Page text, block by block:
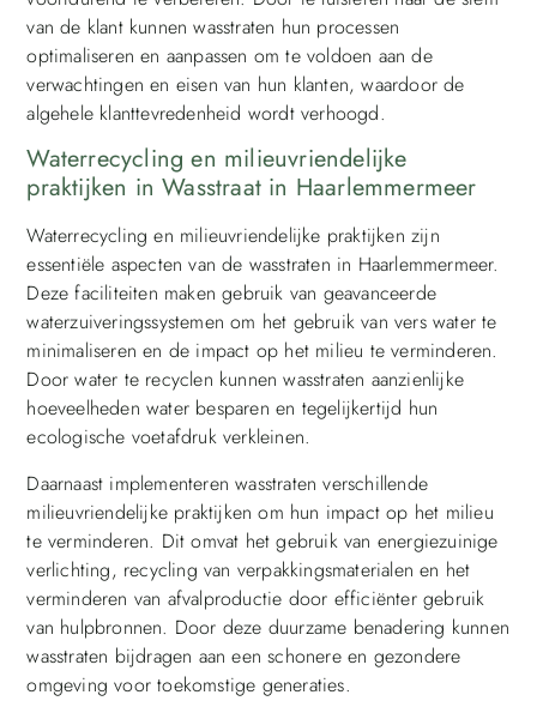
van de klant kunnen wasstraten hun processen
optimaliseren en aanpassen om te voldoen aan de
verwachtingen en eisen van hun klanten, waardoor de
algehele klanttevredenheid wordt verhoogd.
Waterrecycling en milieuvriendelijke
praktijken in Wasstraat in Haarlemmermeer
Waterrecycling en milieuvriendelijke praktijken zijn
essentiële aspecten van de wasstraten in Haarlemmermeer.
Deze faciliteiten maken gebruik van geavanceerde
waterzuiveringssystemen om het gebruik van vers water te
minimaliseren en de impact op het milieu te verminderen.
Door water te recyclen kunnen wasstraten aanzienlijke
hoeveelheden water besparen en tegelijkertijd hun
ecologische voetafdruk verkleinen.
Daarnaast implementeren wasstraten verschillende
milieuvriendelijke praktijken om hun impact op het milieu
te verminderen. Dit omvat het gebruik van energiezuinige
verlichting, recycling van verpakkingsmaterialen en het
verminderen van afvalproductie door efficiënter gebruik
van hulpbronnen. Door deze duurzame benadering kunnen
wasstraten bijdragen aan een schonere en gezondere
omgeving voor toekomstige generaties.